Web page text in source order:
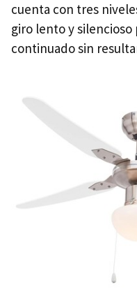
cuenta con tres
giro lento y silencioso
continuado sin